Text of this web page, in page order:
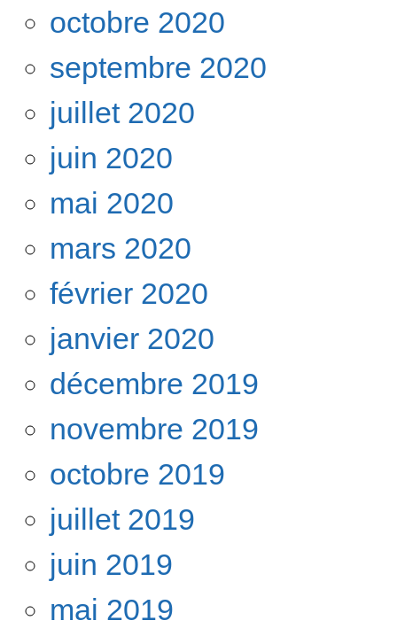
octobre 2020
septembre 2020
juillet 2020
juin 2020
mai 2020
mars 2020
février 2020
janvier 2020
décembre 2019
novembre 2019
octobre 2019
juillet 2019
juin 2019
mai 2019